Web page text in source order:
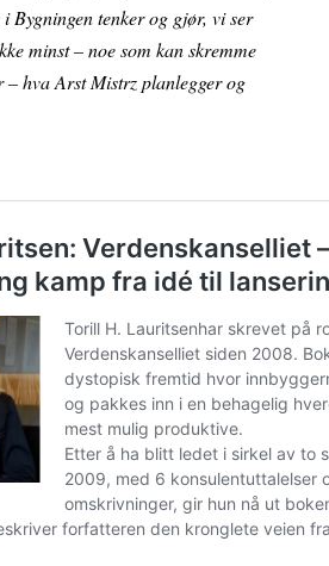
Bygningen tenker og gjør, vi ser
minst – noe som kan skremme
– hva Arst Mistrz planlegger og